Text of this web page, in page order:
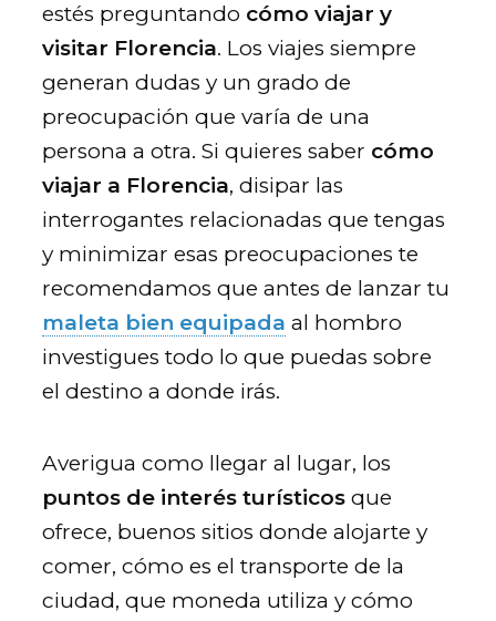
estés preguntando cómo viajar y
visitar Florencia. Los viajes siempre
generan dudas y un grado de
preocupación que varía de una
persona a otra. Si quieres saber cómo
viajar a Florencia, disipar las
interrogantes relacionadas que tengas
y minimizar esas preocupaciones te
recomendamos que antes de lanzar tu
maleta bien equipada al hombro
investigues todo lo que puedas sobre
el destino a donde irás.
Averigua como llegar al lugar, los
puntos de interés turísticos que
ofrece, buenos sitios donde alojarte y
comer, cómo es el transporte de la
ciudad, que moneda utiliza y cómo